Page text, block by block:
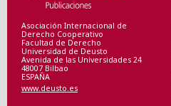
Asociación Internacional de
Derecho Cooperativo
Facultad de Derecho
Universidad de Deusto
Avenida de las Universidades 24
48007 Bilbao
ESPAÑA
www.deusto.es